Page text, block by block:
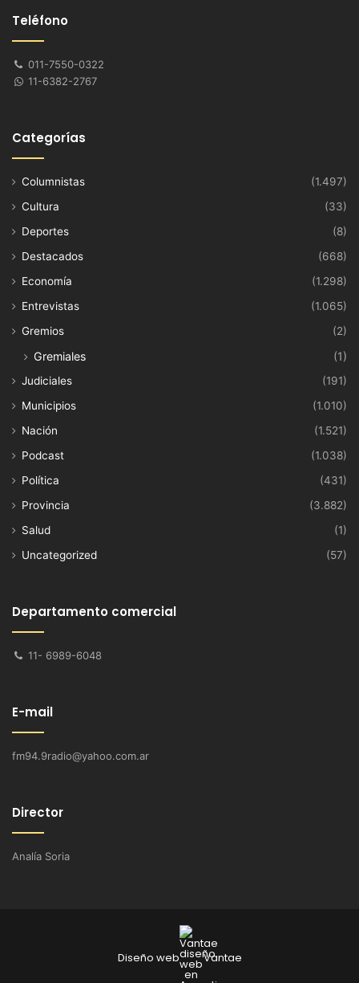
Teléfono
011-7550-0322
11-6382-2767
Categorías
Columnistas
(1.497)
Cultura
(33)
Deportes
(8)
Destacados
(668)
Economía
(1.298)
Entrevistas
(1.065)
Gremios
(2)
Gremiales (1)
Judiciales
(191)
Municipios
(1.010)
Nación
(1.521)
Podcast
(1.038)
Política
(431)
Provincia
(3.882)
Salud
(1)
Uncategorized
(57)
Departamento comercial
11- 6989-6048
E-mail
fm94.9radio@yahoo.com.ar
Director
Analía Soria
Diseño web Vantae